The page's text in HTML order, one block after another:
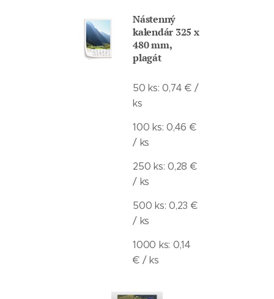
Nástenný
kalendár 325 x
480 mm,
plagát
50 ks: 0,74 € /
ks
100 ks: 0,46 €
/ ks
250 ks: 0,28 €
/ ks
500 ks: 0,23 €
/ ks
1000 ks: 0,14
€ / ks